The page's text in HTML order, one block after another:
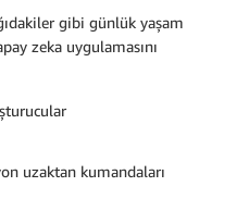
gibi günlük yaşam
zeka uygulamasını
uzaktan kumandaları